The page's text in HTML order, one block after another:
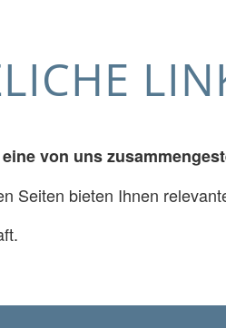
von uns
Seiten bieten Ihnen